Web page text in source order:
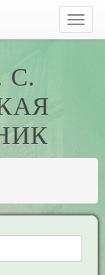
С.